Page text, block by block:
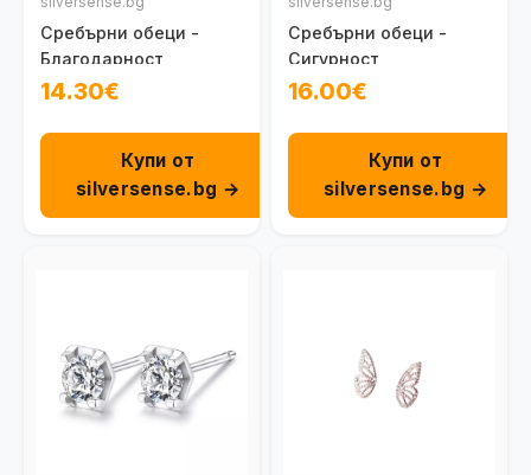
Сребърни обеци -
Благодарност
14.30€
Купи от
silversense.bg →
Сребърни обеци -
Сигурност
16.00€
Купи от
silversense.bg →